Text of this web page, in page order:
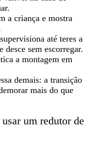
a criança e mostra
até teres a
desce sem escorregar.
a montagem em
demais: a transição
mais do que
um redutor de